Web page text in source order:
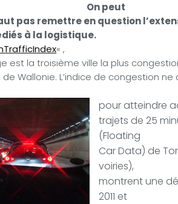
On peut
pas remettre en question
à la logistique.
« ,
est la troisième ville la plus
Wallonie. L’indice de congestion ne
pour atteindre
trajets de 25
(Floating
Car Data) de
voiries),
montrent une
2011 et